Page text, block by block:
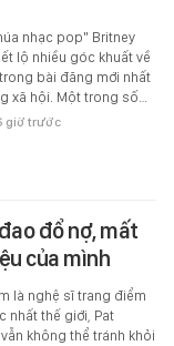
nhạc pop" Britney
lộ nhiều góc khuất về
bài đăng mới nhất
xã hội. Một trong số…
giờ trước
đổ nợ, mất
của mình
là nghệ sĩ trang điểm
nhất thế giới, Pat
không thể tránh khỏi